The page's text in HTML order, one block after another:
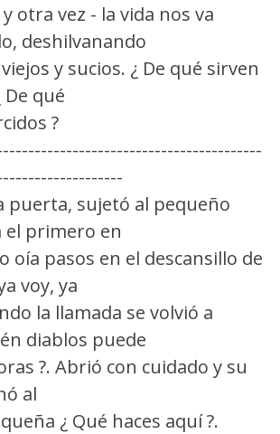
otra vez - la vida nos va
deshilvanando
y sucios. ¿ De qué sirven
De qué
?
puerta, sujetó al pequeño
el primero en
oía pasos en el descansillo de
voy, ya
la llamada se volvió a
diablos puede
?. Abrió con cuidado y su
al
¿ Qué haces aquí ?.